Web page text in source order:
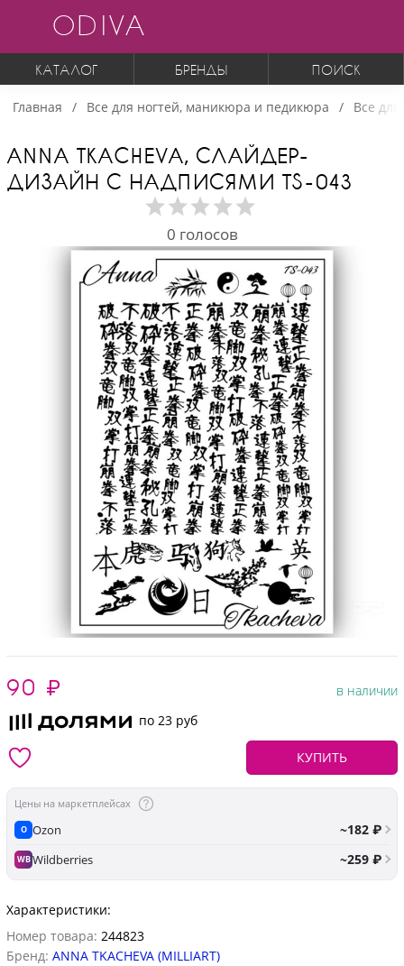
ODIVA
КАТАЛОГ БРЕНДЫ ПОИСК
Главная Все для ногтей, маникюра и педикюра Все
ANNA TKACHEVA, СЛАЙДЕР-
ДИЗАЙН С НАДПИСЯМИ TS-043
0 голосов
90 ₽
в наличии
по 23 руб
КУПИТЬ
Цены на маркетплейсах
O Ozon ~182 ₽
WBWildberries ~259 ₽
Характеристики:
Номер товара: 244823
Бренд: ANNA TKACHEVA (MILLIART)